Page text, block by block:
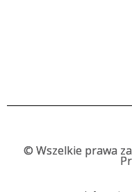
© Wszelkie prawa